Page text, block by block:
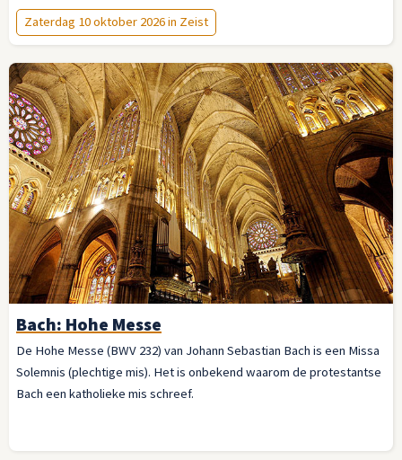
Zaterdag 10 oktober 2026 in Zeist
Bach: Hohe Messe
De Hohe Messe (BWV 232) van Johann Sebastian Bach is een Missa
Solemnis (plechtige mis). Het is onbekend waarom de protestantse
Bach een katholieke mis schreef.